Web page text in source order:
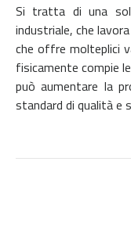
Si tratta di una
industriale, che
che offre molteplici
fisicamente compie
può aumentare la
standard di qualità e